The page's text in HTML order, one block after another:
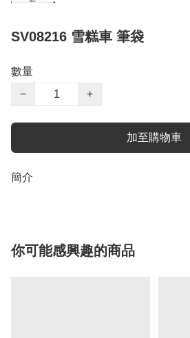
SV08216 雪糕車 筆袋
數量
−
+
加至購物車
簡介
你可能感興趣的商品